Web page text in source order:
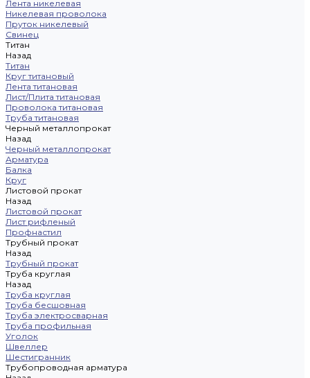
Лента никелевая
Никелевая проволока
Пруток никелевый
Свинец
Титан
Назад
Титан
Круг титановый
Лента титановая
Лист/Плита титановая
Проволока титановая
Труба титановая
Черный металлопрокат
Назад
Черный металлопрокат
Арматура
Балка
Круг
Листовой прокат
Назад
Листовой прокат
Лист рифленый
Профнастил
Трубный прокат
Назад
Трубный прокат
Труба круглая
Назад
Труба круглая
Труба бесшовная
Труба электросварная
Труба профильная
Уголок
Швеллер
Шестигранник
Трубопроводная арматура